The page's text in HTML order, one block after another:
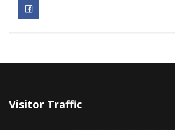
Visitor Traffic